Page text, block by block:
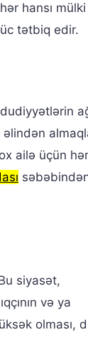
hansı mülki
tətbiq edir.
əlindən
ailə üçün
siyasət,
və ya
olması,